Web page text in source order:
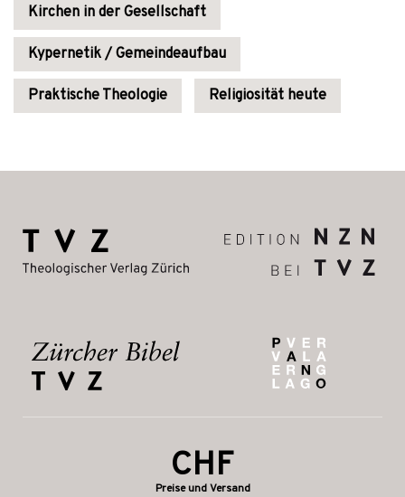
Kirchen in der Gesellschaft
Kypernetik / Gemeindeaufbau
Praktische Theologie Religiosität heute
CHF
Preise und Versand